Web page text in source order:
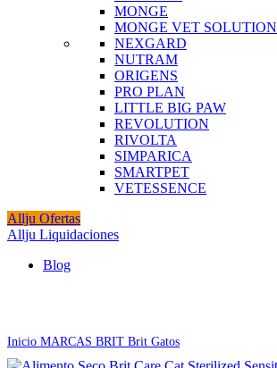
MONGE
MONGE VET SOLUTION
NEXGARD
NUTRAM
ORIGENS
PRO PLAN
LITTLE BIG PAW
REVOLUTION
RIVOLTA
SIMPARICA
SMARTPET
VETESSENCE
Allju Ofertas
Allju Liquidaciones
Blog
Inicio MARCAS BRIT Brit Gatos